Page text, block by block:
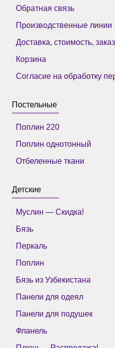
Обратная связь
Производственные линии
Доставка, стоимость,
Корзина
Согласие на обработку
Постельные
Поплин 220
Поплин однотонный
Отбеленные ткани
Детские
Муслин — Скидка!
Бязь
Перкаль
Поплин
Бязь из Узбекистана
Панели для одеял
Панели для подушек
Фланель